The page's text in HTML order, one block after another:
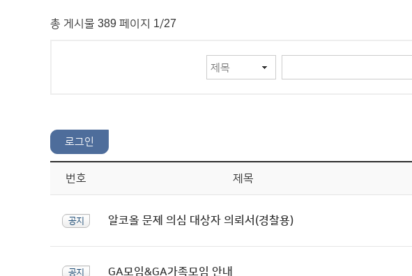
총 게시물 389 페이지 1/27
번호 제목
공지 알코올 문제 의심 대상자 의뢰서(경찰용)
공지 GA모임&GA가족모임 안내